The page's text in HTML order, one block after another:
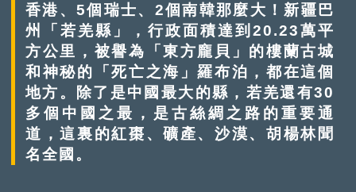
香港、5個瑞士、2個南韓那麼大！新疆巴
州「若羌縣」，行政面積達到20.23萬平
方公里，被譽為「東方龐貝」的樓蘭古城
和神秘的「死亡之海」羅布泊，都在這個
地方。除了是中國最大的縣，若羌還有30
多個中國之最，是古絲綢之路的重要通
道，這裏的紅棗、礦產、沙漠、胡楊林聞
名全國。